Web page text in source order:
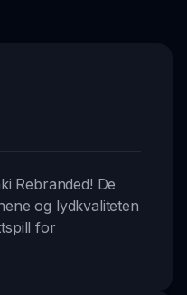
Rebranded! De
og lydkvaliteten
for